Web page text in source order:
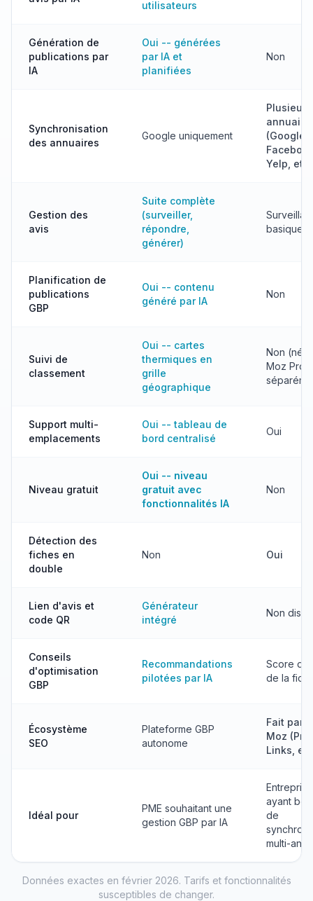
utilisateurs
Génération de
publications par
IA
Oui -- générées
par IA et
planifiées
Non
Synchronisation
des annuaires
Google uniquement
Plusieurs
(Google,
Yelp,
Gestion des
avis
Suite complète
(surveiller,
répondre,
générer)
basique
Planification de
publications
GBP
Oui -- contenu
généré par IA
Non
Suivi de
classement
Oui -- cartes
thermiques en
grille
géographique
Non
Moz Pro
Support multi-
emplacements
Oui -- tableau de
bord centralisé
Oui
Niveau gratuit
Oui -- niveau
gratuit avec
fonctionnalités IA
Non
Détection des
fiches en
double
Non Oui
Lien d'avis et
code QR
Générateur
intégré
Non
Conseils
d'optimisation
GBP
Recommandations
pilotées par IA
Score de
de la
Écosystème
SEO
Plateforme GBP
autonome
Fait
Moz (Pro,
Links,
Idéal pour
PME souhaitant une
gestion GBP par IA
ayant
de
multi-
Données exactes en février 2026. Tarifs et fonctionnalités
susceptibles de changer.